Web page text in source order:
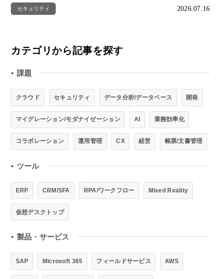
セキュリティ 2026.07.16
カテゴリから記事を探す
● 課題
クラウド セキュリティ データ分析/データベース 開発
マイグレーション/モダナイゼーション AI 業務効率化
コラボレーション 運用管理 CX 経営 帳票/文書管理
● ツール
ERP CRM/SFA RPA/ワークフロー Mixed Reality
仮想デスクトップ
● 製品・サービス
SAP Microsoft 365 フィールドサービス AWS